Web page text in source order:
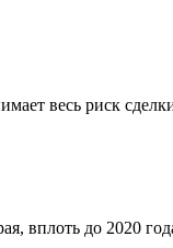
весь риск
вплоть до 2020